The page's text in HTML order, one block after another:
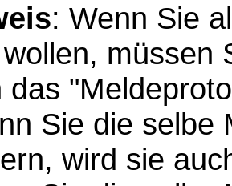
: Wenn Sie
müssen
das
Sie die selbe
wird sie